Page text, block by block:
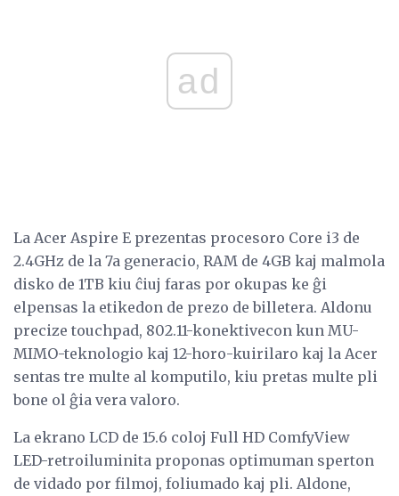
ad
La Acer Aspire E prezentas procesoro Core i3 de
2.4GHz de la 7a generacio, RAM de 4GB kaj malmola
disko de 1TB kiu ĉiuj faras por okupas ke ĝi
elpensas la etikedon de prezo de billetera. Aldonu
precize touchpad, 802.11-konektivecon kun MU-
MIMO-teknologio kaj 12-horo-kuirilaro kaj la Acer
sentas tre multe al komputilo, kiu pretas multe pli
bone ol ĝia vera valoro.
La ekrano LCD de 15.6 coloj Full HD ComfyView
LED-retroiluminita proponas optimuman sperton
de vidado por filmoj, foliumado kaj pli. Aldone,